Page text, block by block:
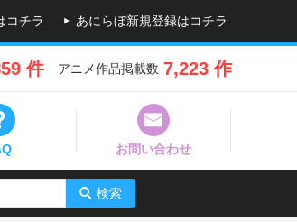
コチラ あにらぼ新規登録はコチラ
件 アニメ作品掲載数 7,223 作
お問い合わせ
検索